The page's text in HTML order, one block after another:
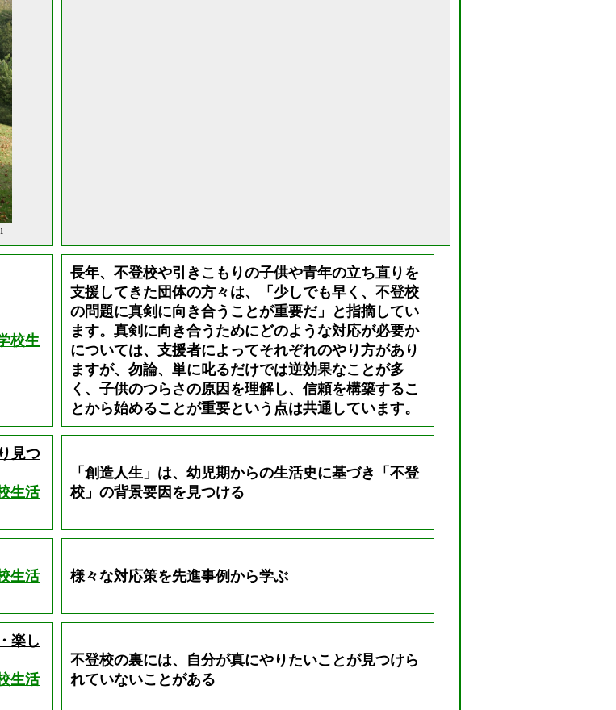
校生
長年、不登校や引きこもりの子供や青年の立ち直りを
支援してきた団体の方々は、「少しでも早く、不登校
の問題に真剣に向き合うことが重要だ」と指摘してい
ます。真剣に向き合うためにどのような対応が必要か
については、支援者によってそれぞれのやり方があり
ますが、勿論、単に叱るだけでは逆効果なことが多
く、子供のつらさの原因を理解し、信頼を構築するこ
とから始めることが重要という点は共通しています。
見つ
生活
「創造人生」は、幼児期からの生活史に基づき「不登
校」の背景要因を見つける
生活
様々な対応策を先進事例から学ぶ
楽し
生活
不登校の裏には、自分が真にやりたいことが見つけら
れていないことがある